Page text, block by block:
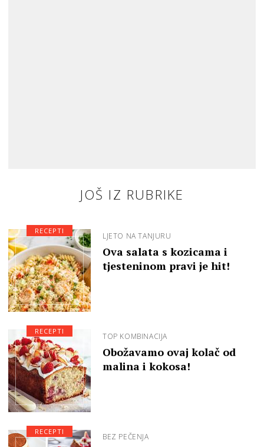
JOŠ IZ RUBRIKE
LJETO NA TANJURU
Ova salata s kozicama i
tjesteninom pravi je hit!
RECEPTI
TOP KOMBINACIJA
Obožavamo ovaj kolač od
malina i kokosa!
RECEPTI
BEZ PEČENJA
RECEPTI